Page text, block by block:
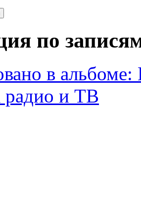
по
в альбоме:
радио и ТВ